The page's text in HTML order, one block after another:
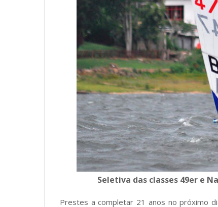
Seletiva das classes 49er e
Prestes a completar 21 anos no próximo